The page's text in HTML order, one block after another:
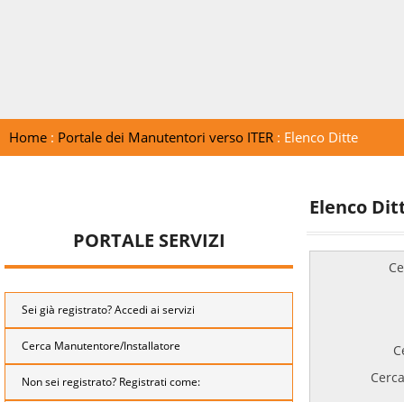
Home: Portale dei Manutentori verso ITER: Elenco Ditte
PORTALE SERVIZI
Sei già registrato? Accedi ai servizi
Cerca Manutentore/Installatore
Non sei registrato? Registrati come:
Elenco